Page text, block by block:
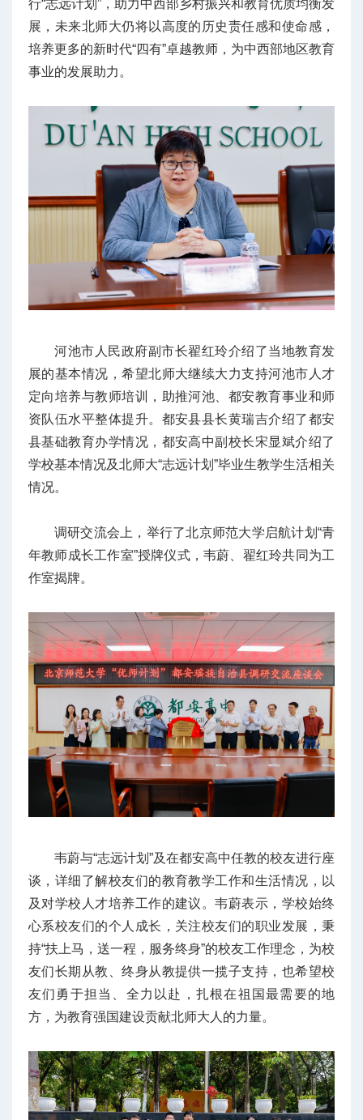
行“志远计划”，助力中西部乡村振兴和教育优质均衡发
展，未来北师大仍将以高度的历史责任感和使命感，
培养更多的新时代“四有”卓越教师，为中西部地区教育
事业的发展助力。
河池市人民政府副市长翟红玲介绍了当地教育发
展的基本情况，希望北师大继续大力支持河池市人才
定向培养与教师培训，助推河池、都安教育事业和师
资队伍水平整体提升。都安县县长黄瑞吉介绍了都安
县基础教育办学情况，都安高中副校长宋显斌介绍了
学校基本情况及北师大“志远计划”毕业生教学生活相关
情况。
调研交流会上，举行了北京师范大学启航计划“青
年教师成长工作室”授牌仪式，韦蔚、翟红玲共同为工
作室揭牌。
韦蔚与“志远计划”及在都安高中任教的校友进行座
谈，详细了解校友们的教育教学工作和生活情况，以
及对学校人才培养工作的建议。韦蔚表示，学校始终
心系校友们的个人成长，关注校友们的职业发展，秉
持“扶上马，送一程，服务终身”的校友工作理念，为校
友们长期从教、终身从教提供一揽子支持，也希望校
友们勇于担当、全力以赴，扎根在祖国最需要的地
方，为教育强国建设贡献北师大人的力量。